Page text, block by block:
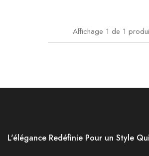
Affichage 1 de 1
L'élégance Redéfinie Pour un Style